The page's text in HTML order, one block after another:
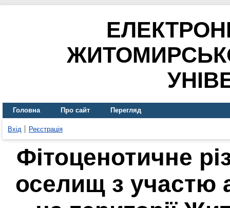
Головна Про сайт Перегляд
Вхід Реєстрація
Фітоценотичне
оселищ з участю